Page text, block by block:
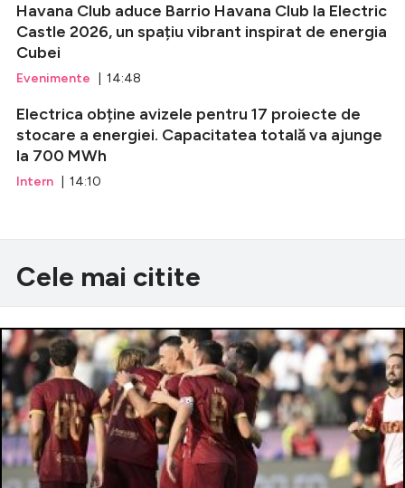
Havana Club aduce Barrio Havana Club la Electric
Castle 2026, un spațiu vibrant inspirat de energia
Cubei
Evenimente | 14:48
Electrica obține avizele pentru 17 proiecte de
stocare a energiei. Capacitatea totală va ajunge
la 700 MWh
Intern | 14:10
Cele mai citite